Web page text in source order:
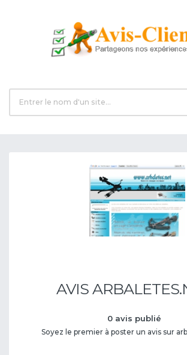
AVIS
0 avis publié
Soyez le premier à poster un avis sur